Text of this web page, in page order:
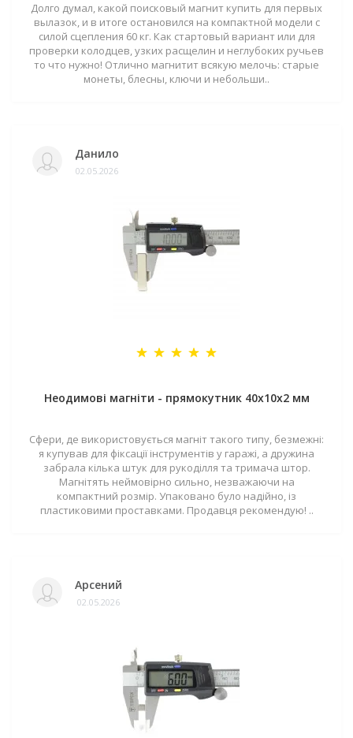
Долго думал, какой поисковый магнит купить для первых
вылазок, и в итоге остановился на компактной модели с
силой сцепления 60 кг. Как стартовый вариант или для
проверки колодцев, узких расщелин и неглубоких ручьев
то что нужно! Отлично магнитит всякую мелочь: старые
монеты, блесны, ключи и небольши..
Данило
02.05.2026
Неодимові магніти - прямокутник 40x10x2 мм
Сфери, де використовується магніт такого типу, безмежні:
я купував для фіксації інструментів у гаражі, а дружина
забрала кілька штук для рукоділля та тримача штор.
Магнітять неймовірно сильно, незважаючи на
компактний розмір. Упаковано було надійно, із
пластиковими проставками. Продавця рекомендую! ..
Арсений
02.05.2026